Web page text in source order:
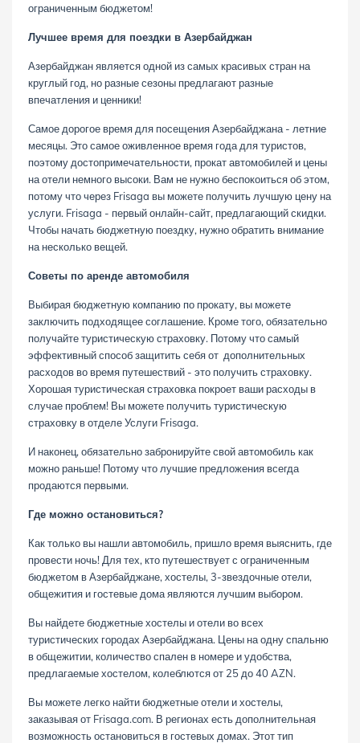
ограниченным бюджетом!
Лучшее время для поездки в Азербайджан
Азербайджан является одной из самых красивых стран на
круглый год, но разные сезоны предлагают разные
впечатления и ценники!
Самое дорогое время для посещения Азербайджана - летние
месяцы. Это самое оживленное время года для туристов,
поэтому достопримечательности, прокат автомобилей и цены
на отели немного высоки. Вам не нужно беспокоиться об этом,
потому что через Frisaga вы можете получить лучшую цену на
услуги. Frisaga - первый онлайн-сайт, предлагающий скидки.
Чтобы начать бюджетную поездку, нужно обратить внимание
на несколько вещей.
Советы по аренде автомобиля
Выбирая бюджетную компанию по прокату, вы можете
заключить подходящее соглашение. Кроме того, обязательно
получайте туристическую страховку. Потому что самый
эффективный способ защитить себя от дополнительных
расходов во время путешествий - это получить страховку.
Хорошая туристическая страховка покроет ваши расходы в
случае проблем! Вы можете получить туристическую
страховку в отделеУслуги Frisaga.
И наконец, обязательно забронируйте свой автомобиль как
можно раньше! Потому что лучшие предложения всегда
продаются первыми.
Где можно остановиться?
Как только вы нашли автомобиль, пришло время выяснить, где
провести ночь! Для тех, кто путешествует с ограниченным
бюджетом в Азербайджане, хостелы, 3-звездочные отели,
общежития и гостевые дома являются лучшим выбором.
Вы найдете бюджетные хостелы и отели во всех
туристических городах Азербайджана. Цены на одну спальню
в общежитии, количество спален в номере и удобства,
предлагаемые хостелом, колеблются от 25 до 40 AZN.
Вы можете легко найти бюджетные отели и хостелы,
заказывая от Frisaga.com. В регионах есть дополнительная
возможность остановиться в гостевых домах. Этот тип